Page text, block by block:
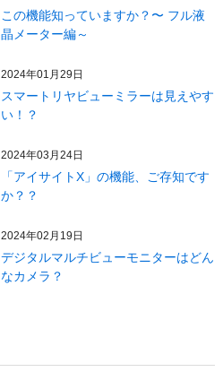
この機能知っていますか？〜 フル液
晶メーター編～
2024年01月29日
スマートリヤビューミラーは見えやす
い！？
2024年03月24日
「アイサイトX」の機能、ご存知です
か？？
2024年02月19日
デジタルマルチビューモニターはどん
なカメラ？